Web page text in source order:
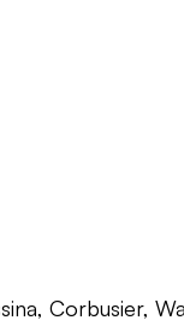
Corbusier,